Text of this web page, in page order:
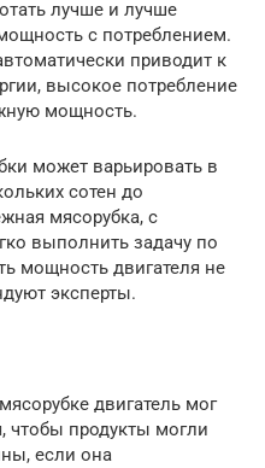
лучше и лучше
с потреблением.
приводит к
высокое потребление
мощность.
может варьировать в
сотен до
мясорубка, с
выполнить задачу по
мощность двигателя не
эксперты.
двигатель мог
чтобы продукты могли
если она